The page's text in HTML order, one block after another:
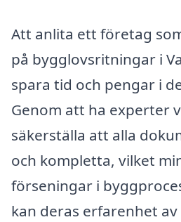
Att anlita ett företag
på bygglovsritningar i
spara tid och pengar i
Genom att ha experter
säkerställa att alla
och kompletta, vilket
förseningar i
kan deras erfarenhet